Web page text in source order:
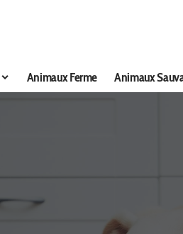
Animaux Ferme Animaux